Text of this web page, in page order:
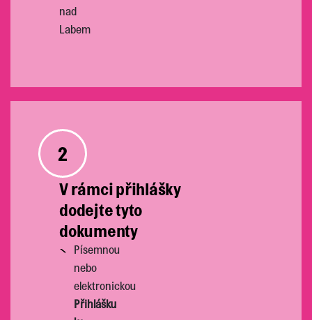
nad
Labem
2
V rámci přihlášky
dodejte tyto
dokumenty
Písemnou
nebo
elektronickou
Přihlášku